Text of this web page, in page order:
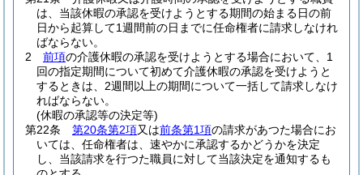
は、当該休暇の承認を受けようとする期間の始まる日の前
日から起算して1週間前の日までに任命権者に請求しなけれ
ばならない。
2
前項の介護休暇の承認を受けようとする場合において、1
回の指定期間について初めて介護休暇の承認を受けようと
するときは、2週間以上の期間について一括して請求しなけ
ればならない。
(休暇の承認等の決定等)
第22条
第20条第2項又は前条第1項の請求があつた場合にお
いては、任命権者は、速やかに承認するかどうかを決定
し、当該請求を行つた職員に対して当該決定を通知するも